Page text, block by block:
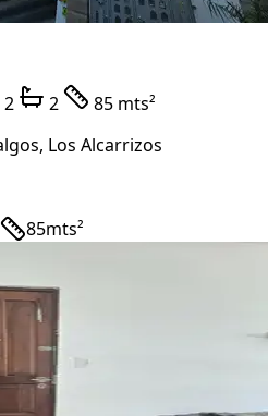
2 2
85 mts²
, Los Alcarrizos
85mts²